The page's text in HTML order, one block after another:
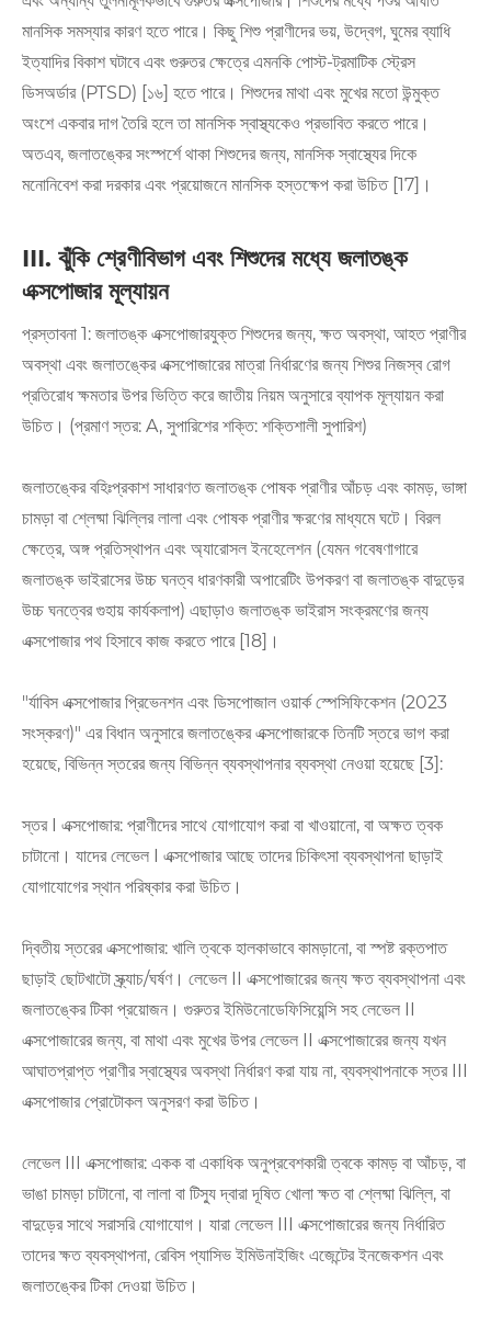
মানসিক সমস্যার কারণ হতে পারে। কিছু শিশু প্রাণীদের ভয়, উদ্বেগ, ঘুমের ব্যাধি
ইত্যাদির বিকাশ ঘটাবে এবং গুরুতর ক্ষেত্রে এমনকি পোস্ট-ট্রমাটিক স্ট্রেস
ডিসঅর্ডার (PTSD) [১৬] হতে পারে। শিশুদের মাথা এবং মুখের মতো উন্মুক্ত
অংশে একবার দাগ তৈরি হলে তা মানসিক স্বাস্থ্যকেও প্রভাবিত করতে পারে।
অতএব, জলাতঙ্কের সংস্পর্শে থাকা শিশুদের জন্য, মানসিক স্বাস্থ্যের দিকে
মনোনিবেশ করা দরকার এবং প্রয়োজনে মানসিক হস্তক্ষেপ করা উচিত [17]।
III. ঝুঁকি শ্রেণীবিভাগ এবং শিশুদের মধ্যে জলাতঙ্ক
এক্সপোজার মূল্যায়ন
প্রস্তাবনা 1: জলাতঙ্ক এক্সপোজারযুক্ত শিশুদের জন্য, ক্ষত অবস্থা, আহত প্রাণীর
অবস্থা এবং জলাতঙ্কের এক্সপোজারের মাত্রা নির্ধারণের জন্য শিশুর নিজস্ব রোগ
প্রতিরোধ ক্ষমতার উপর ভিত্তি করে জাতীয় নিয়ম অনুসারে ব্যাপক মূল্যায়ন করা
উচিত। (প্রমাণ স্তর: A, সুপারিশের শক্তি: শক্তিশালী সুপারিশ)
জলাতঙ্কের বহিঃপ্রকাশ সাধারণত জলাতঙ্ক পোষক প্রাণীর আঁচড় এবং কামড়, ভাঙ্গা
চামড়া বা শ্লেষ্মা ঝিল্লির লালা এবং পোষক প্রাণীর ক্ষরণের মাধ্যমে ঘটে। বিরল
ক্ষেত্রে, অঙ্গ প্রতিস্থাপন এবং অ্যারোসল ইনহেলেশন (যেমন গবেষণাগারে
জলাতঙ্ক ভাইরাসের উচ্চ ঘনত্ব ধারণকারী অপারেটিং উপকরণ বা জলাতঙ্ক বাদুড়ের
উচ্চ ঘনত্বের গুহায় কার্যকলাপ) এছাড়াও জলাতঙ্ক ভাইরাস সংক্রমণের জন্য
এক্সপোজার পথ হিসাবে কাজ করতে পারে [18]।
"র্যাবিস এক্সপোজার প্রিভেনশন এবং ডিসপোজাল ওয়ার্ক স্পেসিফিকেশন (2023
সংস্করণ)" এর বিধান অনুসারে জলাতঙ্কের এক্সপোজারকে তিনটি স্তরে ভাগ করা
হয়েছে, বিভিন্ন স্তরের জন্য বিভিন্ন ব্যবস্থাপনার ব্যবস্থা নেওয়া হয়েছে [3]:
স্তর I এক্সপোজার: প্রাণীদের সাথে যোগাযোগ করা বা খাওয়ানো, বা অক্ষত ত্বক
চাটানো। যাদের লেভেল I এক্সপোজার আছে তাদের চিকিৎসা ব্যবস্থাপনা ছাড়াই
যোগাযোগের স্থান পরিষ্কার করা উচিত।
দ্বিতীয় স্তরের এক্সপোজার: খালি ত্বকে হালকাভাবে কামড়ানো, বা স্পষ্ট রক্তপাত
ছাড়াই ছোটখাটো স্ক্র্যাচ/ঘর্ষণ। লেভেল II এক্সপোজারের জন্য ক্ষত ব্যবস্থাপনা এবং
জলাতঙ্কের টিকা প্রয়োজন। গুরুতর ইমিউনোডেফিসিয়েন্সি সহ লেভেল II
এক্সপোজারের জন্য, বা মাথা এবং মুখের উপর লেভেল II এক্সপোজারের জন্য যখন
আঘাতপ্রাপ্ত প্রাণীর স্বাস্থ্যের অবস্থা নির্ধারণ করা যায় না, ব্যবস্থাপনাকে স্তর III
এক্সপোজার প্রোটোকল অনুসরণ করা উচিত।
লেভেল III এক্সপোজার: একক বা একাধিক অনুপ্রবেশকারী ত্বকে কামড় বা আঁচড়, বা
ভাঙা চামড়া চাটানো, বা লালা বা টিস্যু দ্বারা দূষিত খোলা ক্ষত বা শ্লেষ্মা ঝিল্লি, বা
বাদুড়ের সাথে সরাসরি যোগাযোগ। যারা লেভেল III এক্সপোজারের জন্য নির্ধারিত
তাদের ক্ষত ব্যবস্থাপনা, রেবিস প্যাসিভ ইমিউনাইজিং এজেন্টের ইনজেকশন এবং
জলাতঙ্কের টিকা দেওয়া উচিত।